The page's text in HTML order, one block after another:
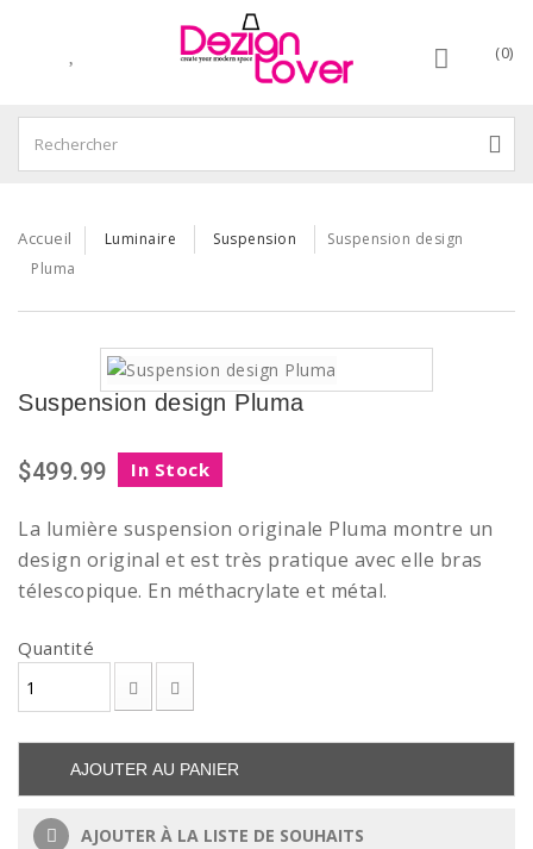
(0)
Accueil Luminaire Suspension
Suspension design
Pluma
Suspension design Pluma
$499.99 In Stock
La lumière suspension originale Pluma montre un
design original et est très pratique avec elle bras
télescopique. En méthacrylate et métal.
Quantité
AJOUTER AU PANIER
AJOUTER À LA LISTE DE SOUHAITS